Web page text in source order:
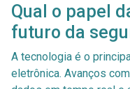
Qual o papel
futuro da
A tecnologia é o
eletrônica. Avanços